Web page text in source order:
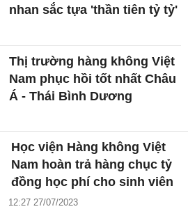
nhan sắc tựa 'thần tiên tỷ tỷ'
Thị trường hàng không Việt
Nam phục hồi tốt nhất Châu
Á - Thái Bình Dương
Học viện Hàng không Việt
Nam hoàn trả hàng chục tỷ
đồng học phí cho sinh viên
12:27 27/07/2023